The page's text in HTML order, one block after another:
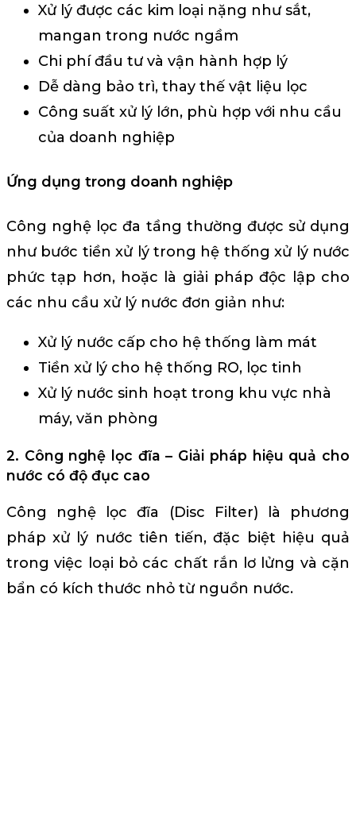
Xử lý được các kim loại nặng như sắt,
mangan trong nước ngầm
Chi phí đầu tư và vận hành hợp lý
Dễ dàng bảo trì, thay thế vật liệu lọc
Công suất xử lý lớn, phù hợp với nhu cầu
của doanh nghiệp
Ứng dụng trong doanh nghiệp
Công nghệ lọc đa tầng thường được sử dụng
như bước tiền xử lý trong hệ thống xử lý nước
phức tạp hơn, hoặc là giải pháp độc lập cho
các nhu cầu xử lý nước đơn giản như:
Xử lý nước cấp cho hệ thống làm mát
Tiền xử lý cho hệ thống RO, lọc tinh
Xử lý nước sinh hoạt trong khu vực nhà
máy, văn phòng
2. Công nghệ lọc đĩa – Giải pháp hiệu quả cho
nước có độ đục cao
Công nghệ lọc đĩa (Disc Filter) là phương
pháp xử lý nước tiên tiến, đặc biệt hiệu quả
trong việc loại bỏ các chất rắn lơ lửng và cặn
bẩn có kích thước nhỏ từ nguồn nước.